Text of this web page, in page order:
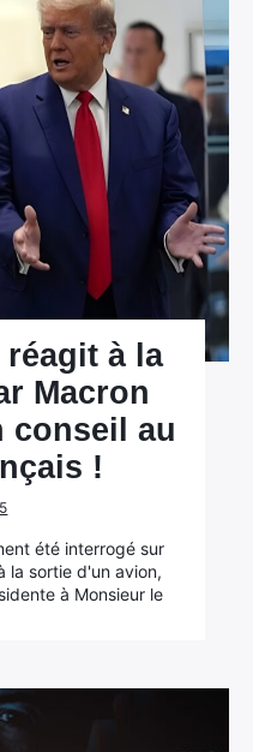
à la
Macron
conseil au
!
été interrogé sur
la sortie d'un avion,
à Monsieur le